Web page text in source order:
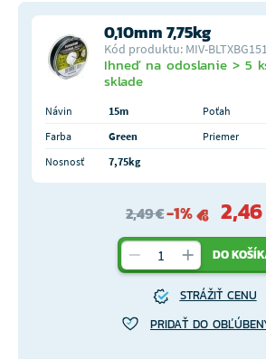
0,10mm 7,75kg
Kód produktu: MIV-
Ihneď na odoslanie > 5
sklade
Návin 15m Poťah
Farba
Green Priemer
Nosnosť
7,75kg
2,49 €-1%
DO
STRÁŽIŤ CENU
PRIDAŤ DO